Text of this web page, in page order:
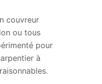
couvreur
ou tous
pour
à